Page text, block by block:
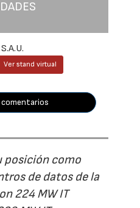
Ver stand virtual
posición como
de datos de la
224 MW IT